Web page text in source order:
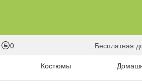
0 бесплатная
Костюмы